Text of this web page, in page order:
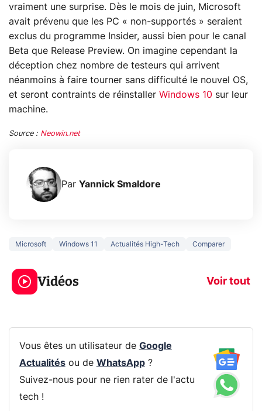
vraiment une surprise. Dès le mois de juin, Microsoft
avait prévenu que les PC « non-supportés » seraient
exclus du programme Insider, aussi bien pour le canal
Beta que Release Preview. On imagine cependant la
déception chez nombre de testeurs qui arrivent
néanmoins à faire tourner sans difficulté le nouvel OS,
et seront contraints de réinstaller Windows 10 sur leur
machine.
Source : Neowin.net
Par Yannick Smaldore
Microsoft Windows 11 Actualités High-Tech Comparer
Vidéos Voir tout
jeux dans la
prochaine Xbox !
Ce que vous
navigation
Vous êtes un utilisateur de Google
Actualitésou de WhatsApp?
Suivez-nous pour ne rien rater de l'actu
tech !